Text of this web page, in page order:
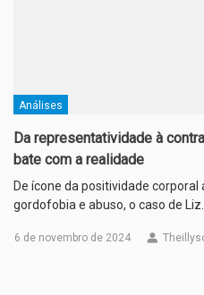
Análises
Da representatividade à
bate com a realidade
De ícone da positividade corporal
gordofobia e abuso, o caso de Liz…
6 de novembro de 2024